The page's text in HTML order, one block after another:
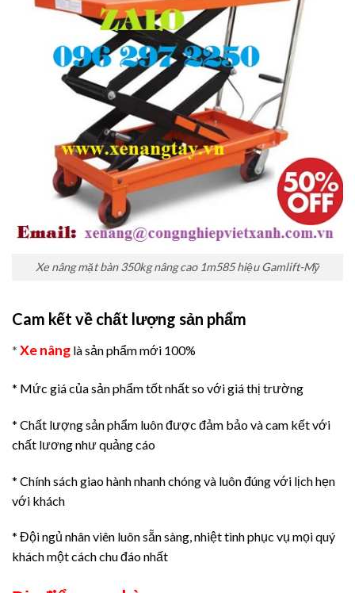
Xe nâng mặt bàn 350kg nâng cao 1m585 hiệu Gamlift-Mỹ
Cam kết về chất lượng sản phẩm
* Xe nâng là sản phẩm mới 100%
* Mức giá của sản phẩm tốt nhất so với giá thị trường
* Chất lượng sản phẩm luôn được đảm bảo và cam kết với
chất lương như quảng cáo
* Chính sách giao hành nhanh chóng và luôn đúng với lịch hẹn
với khách
* Đội ngủ nhân viên luôn sẵn sàng, nhiệt tình phục vụ mọi quý
khách một cách chu đáo nhất